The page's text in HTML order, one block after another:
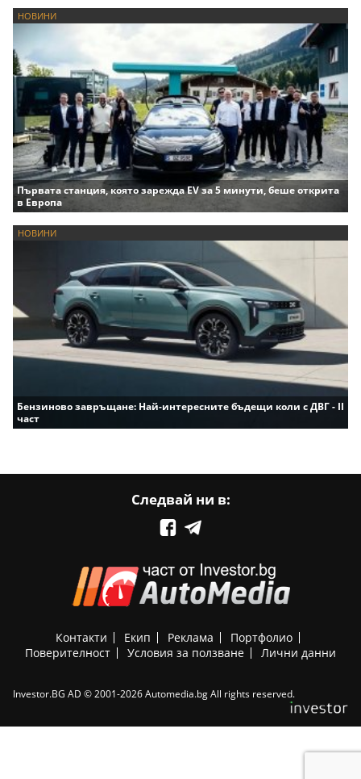
НОВИНИ
Първата станция, която зарежда EV за 5 минути, беше открита
в Европа
НОВИНИ
Бензиново завръщане: Най-интересните бъдещи коли с ДВГ - II
част
Следвай ни в:
Контакти Екип Реклама
Портфолио
Поверителност
Условия за ползване Лични данни
Investor.BG AD © 2001-2026 Automedia.bg All rights reserved.